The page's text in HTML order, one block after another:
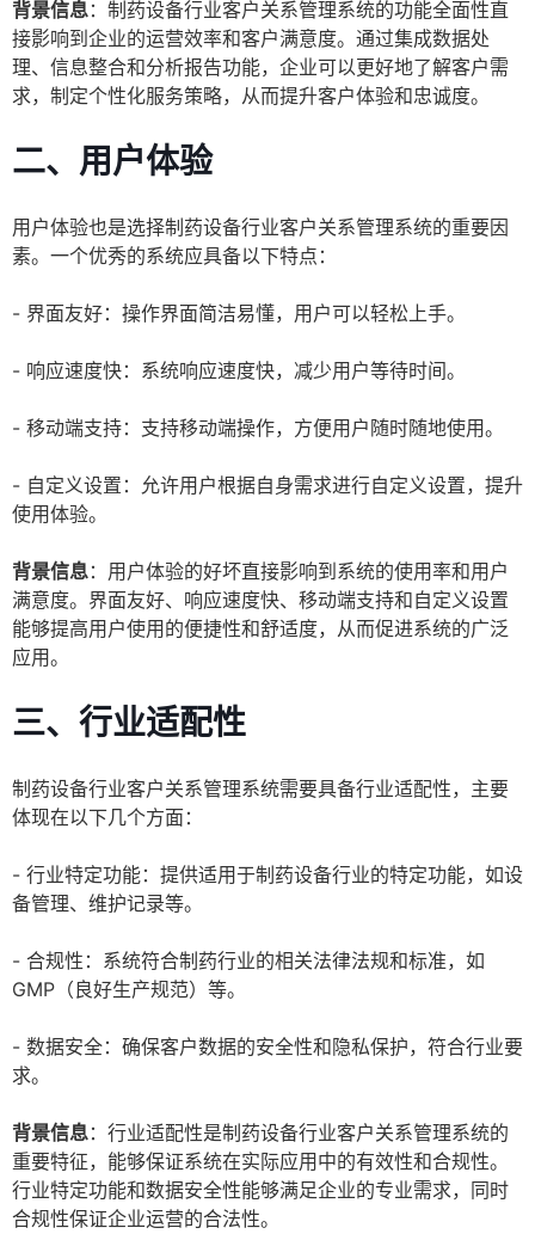
背景信息：制药设备行业客户关系管理系统的功能全面性直
接影响到企业的运营效率和客户满意度。通过集成数据处
理、信息整合和分析报告功能，企业可以更好地了解客户需
求，制定个性化服务策略，从而提升客户体验和忠诚度。
二、用户体验
用户体验也是选择制药设备行业客户关系管理系统的重要因
素。一个优秀的系统应具备以下特点：
- 界面友好：操作界面简洁易懂，用户可以轻松上手。
- 响应速度快：系统响应速度快，减少用户等待时间。
- 移动端支持：支持移动端操作，方便用户随时随地使用。
- 自定义设置：允许用户根据自身需求进行自定义设置，提升
使用体验。
背景信息：用户体验的好坏直接影响到系统的使用率和用户
满意度。界面友好、响应速度快、移动端支持和自定义设置
能够提高用户使用的便捷性和舒适度，从而促进系统的广泛
应用。
三、行业适配性
制药设备行业客户关系管理系统需要具备行业适配性，主要
体现在以下几个方面：
- 行业特定功能：提供适用于制药设备行业的特定功能，如设
备管理、维护记录等。
- 合规性：系统符合制药行业的相关法律法规和标准，如
GMP（良好生产规范）等。
- 数据安全：确保客户数据的安全性和隐私保护，符合行业要
求。
背景信息：行业适配性是制药设备行业客户关系管理系统的
重要特征，能够保证系统在实际应用中的有效性和合规性。
行业特定功能和数据安全性能够满足企业的专业需求，同时
合规性保证企业运营的合法性。